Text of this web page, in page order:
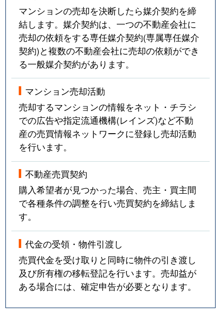
マンションの売却を決断したら媒介契約を締
結します。媒介契約は、一つの不動産会社に
売却の依頼をする専任媒介契約(専属専任媒介
契約)と複数の不動産会社に売却の依頼ができ
る一般媒介契約があります。
マンション売却活動
売却するマンションの情報をネット・チラシ
での広告や指定流通機構(レインズ)など不動
産の売買情報ネットワークに登録し売却活動
を行います。
不動産売買契約
購入希望者が見つかった場合、売主・買主間
で各種条件の調整を行い売買契約を締結しま
す。
代金の受領・物件引渡し
売買代金を受け取りと同時に物件の引き渡し
及び所有権の移転登記を行います。売却益が
ある場合には、確定申告が必要となります。